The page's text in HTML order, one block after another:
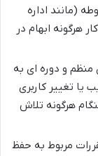
(مانند اداره
هرگونه ابهام در
و دوره ای به
یا تغییر کاربری
هرگونه تلاش
مربوط به حفظ